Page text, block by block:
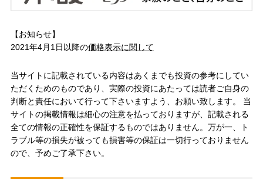
【お知らせ】
2021年4月1日以降の価格表示に関して
当サイトに記載されている内容はあくまでも投資の参考にしてい
ただくためのものであり、実際の投資にあたっては読者ご自身の
判断と責任において行って下さいますよう、お願い致します。 当
サイトの掲載情報は細心の注意を払っておりますが、記載される
全ての情報の正確性を保証するものではありません。万が一、ト
ラブル等の損失が被っても損害等の保証は一切行っておりません
ので、予めご了承下さい。